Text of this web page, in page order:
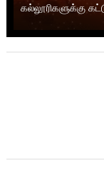
கல்லூரிகளுக்கு